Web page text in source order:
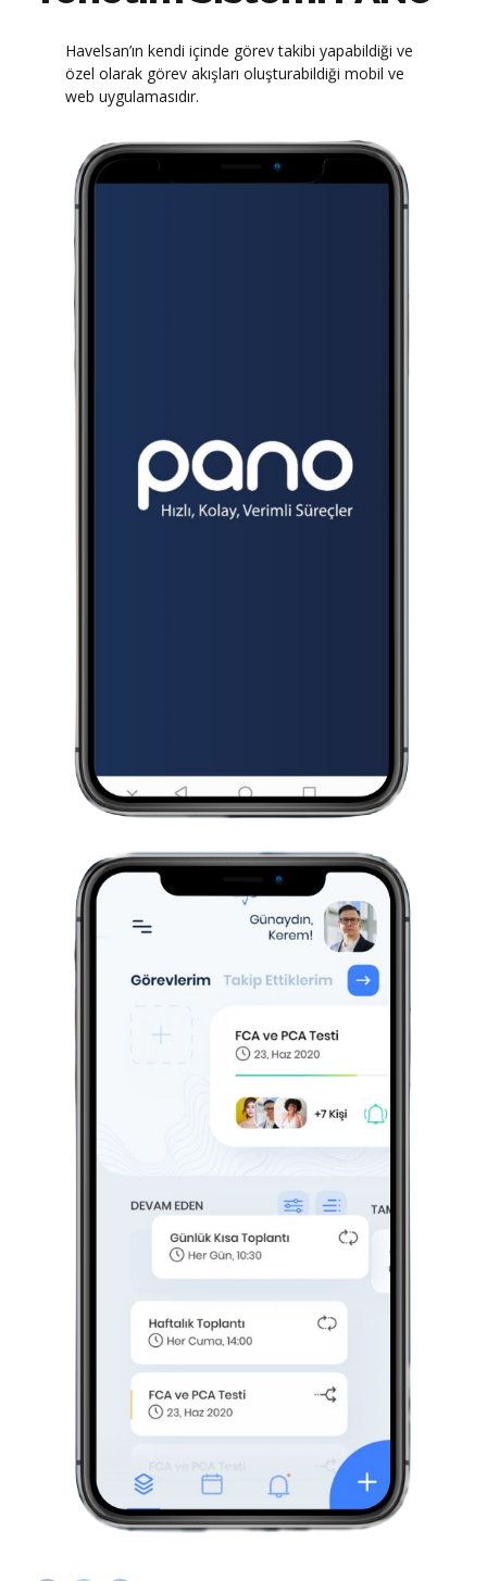
Havelsan’ın kendi içinde görev takibi yapabildiği ve
özel olarak görev akışları oluşturabildiği mobil ve
web uygulamasıdır.